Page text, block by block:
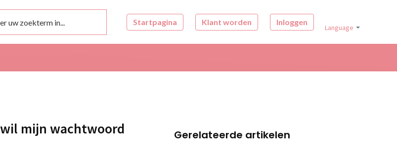
Startpagina Klant worden Inloggen
Language
mijn wachtwoord
Gerelateerde artikelen